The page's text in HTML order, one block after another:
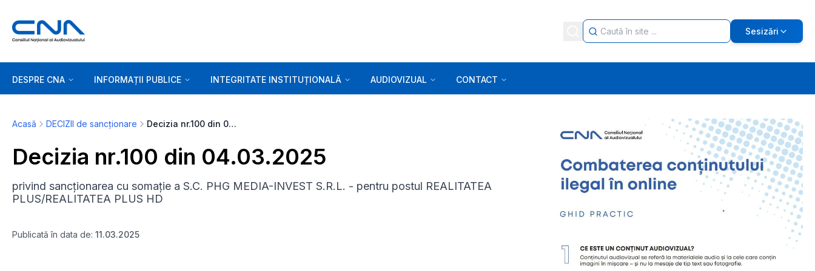
Sesizări
DESPRE CNA INFORMAȚII PUBLICE INTEGRITATE INSTITUȚIONALĂ AUDIOVIZUAL CONTACT
Acasă DECIZII de sancționare Decizia nr.100 din 04.03.2025
Decizia nr.100 din 04.03.2025
privind sancționarea cu somație a S.C. PHG MEDIA-INVEST S.R.L. - pentru postul REALITATEA
PLUS/REALITATEA PLUS HD
Publicată în data de: 11.03.2025